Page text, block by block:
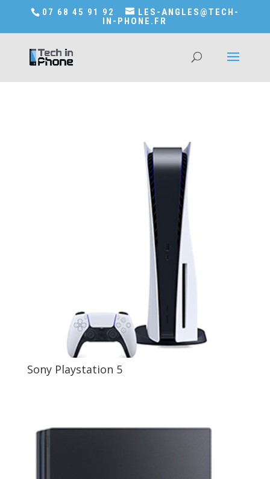
Accédez a Shop-in-tech-in-phone
07 68 45 91 92
LES-ANGLES@TECH-
IN-PHONE.FR
Sony Playstation 5